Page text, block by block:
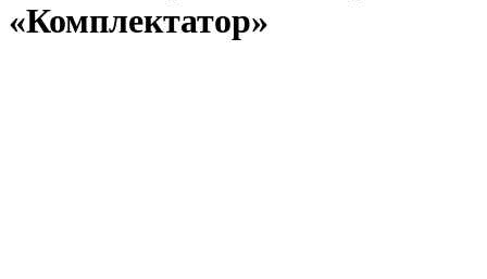
«Комплектатор»